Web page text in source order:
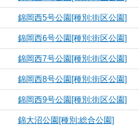
錦岡西5号公園[種別:街区公園]
錦岡西6号公園[種別:街区公園]
錦岡西7号公園[種別:街区公園]
錦岡西8号公園[種別:街区公園]
錦岡西9号公園[種別:街区公園]
錦大沼公園[種別:総合公園]